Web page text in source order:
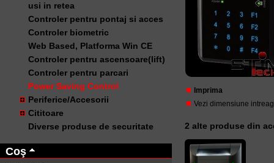
usi in retea
Controler pentru pontaj si acces
Controler biometric
Web Based, Platforma Win CE
Controler pentru ascensoare(lift)
Controler pentru parcari
Power Saving Control
Periferice/Accesorii
Cititoare
Diverse produse de securitate
Coş
Imprima
Vezi dimensiune
2 alte produse din